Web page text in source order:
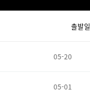
출발일
05-20
05-01